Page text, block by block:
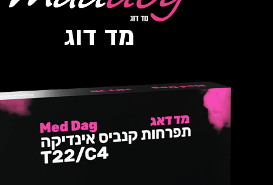
מד דוג
Mimosa Cookies
INDICA | T22/C4 ​
THC: 20%-24% | CBD: 0%-1%
טרפניםמרצין, קריופילין, פנצ'ול, טרפינאול ויומילן.